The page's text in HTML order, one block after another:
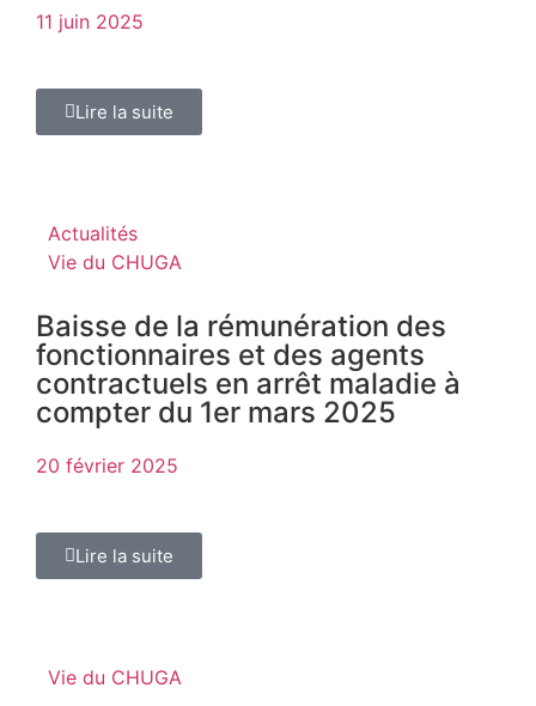
11 juin 2025
Lire la suite
Actualités
Vie du CHUGA
Baisse de la rémunération des
fonctionnaires et des agents
contractuels en arrêt maladie à
compter du 1er mars 2025
20 février 2025
Lire la suite
Vie du CHUGA